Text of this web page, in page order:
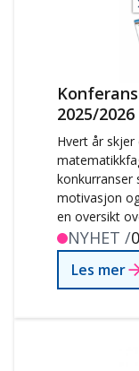
2025/2026
Hvert år
konkurranser
motivasjon
en oversikt
NYHET /
Les mer